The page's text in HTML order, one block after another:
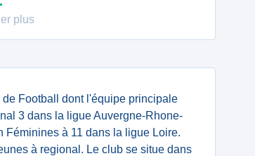
plus
Football dont l'équipe principale
3 dans la ligue Auvergne-Rhone-
à 11 dans la ligue Loire.
à regional. Le club se situe dans